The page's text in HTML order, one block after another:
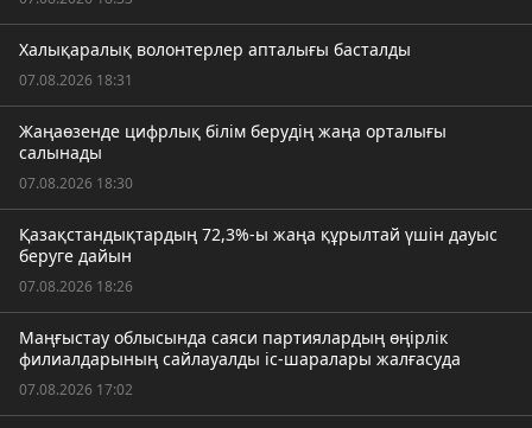
Халықаралық волонтерлер апталығы басталды
07.08.2026 18:31
Жаңаөзенде цифрлық білім берудің жаңа орталығы
салынады
07.08.2026 18:30
Қазақстандықтардың 72,3%-ы жаңа құрылтай үшін дауыс
беруге дайын
07.08.2026 18:26
Маңғыстау облысында саяси партиялардың өңірлік
филиалдарының сайлауалды іс-шаралары жалғасуда
07.08.2026 17:02